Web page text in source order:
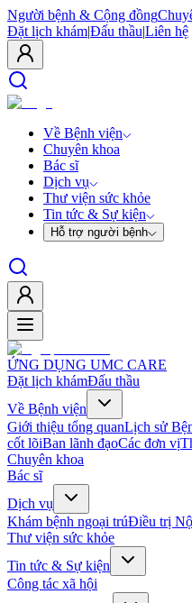
Người bệnh & Cộng đồng
Đặt lịch khám|Đấu thầu|Liên hệ
Về Bệnh viện
Chuyên khoa
Bác sĩ
Dịch vụ
Thư viện sức khỏe
Tin tức & Sự kiện
Hỗ trợ người bệnh
ỨNG DỤNG UMC CARE
Đặt lịch khámĐấu thầu
Về Bệnh viện
Giới thiệu tổng quanLịch sử
cốt lõiBan lãnh đạoCác đơn vị
Chuyên khoa
Bác sĩ
Dịch vụ
Khám bệnh ngoại trúĐiều trị
Thư viện sức khỏe
Tin tức & Sự kiện
Công tác xã hội